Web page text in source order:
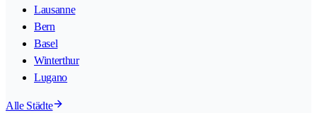
Lausanne
Bern
Basel
Winterthur
Lugano
Alle Städte